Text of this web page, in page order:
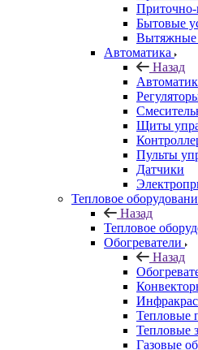
Бытовые
Вытяжные
Автоматика
Назад
Щиты
Пульты
Датчики
Тепловое
Назад
Тепловое
Обогреватели
Назад
Тепловые
Тепловые
Газовые